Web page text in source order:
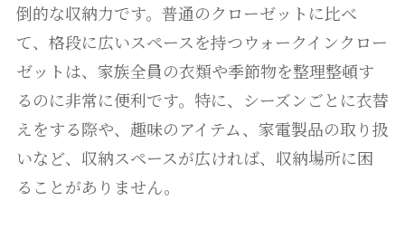
倒的な収納力です。普通のクローゼットに比べ
て、格段に広いスペースを持つウォークインクロー
ゼットは、家族全員の衣類や季節物を整理整頓す
るのに非常に便利です。特に、シーズンごとに衣替
えをする際や、趣味のアイテム、家電製品の取り扱
いなど、収納スペースが広ければ、収納場所に困
ることがありません。